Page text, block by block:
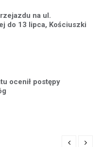
na ul.
do 13 lipca, Kościuszki
ocenił postępy